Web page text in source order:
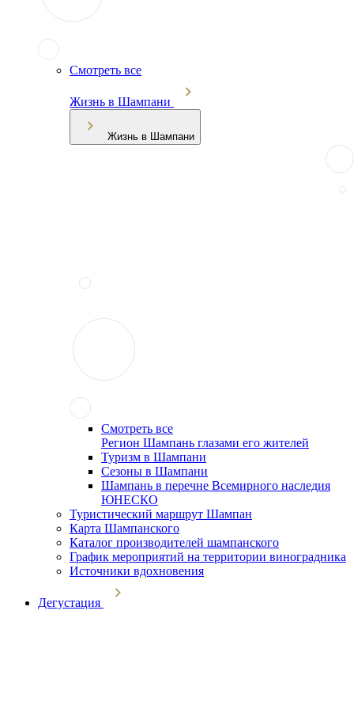
Смотреть все
Жизнь в Шампани
Жизнь в Шампани
Смотреть все
Регион Шампань глазами его жителей
Туризм в Шампани
Сезоны в Шампани
Шампань в перечне Всемирного наследия
ЮНЕСКО
Туристический маршрут Шампан
Карта Шампанского
Каталог производителей шампанского
График мероприятий на территории виноградника
Источники вдохновения
Дегустация